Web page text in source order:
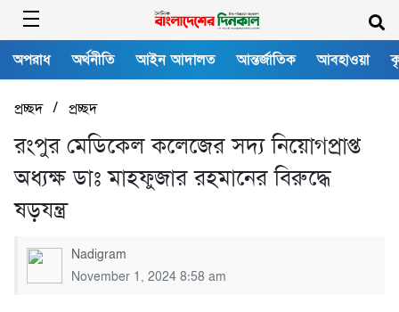
অপরাধ অর্থনীতি আইন আদালত আন্তর্জাতিক আবহাওয়া
প্রচ্ছদ/ প্রচ্ছদ
রংপুর মেডিকেল কলেজের সদ্য নিয়োগপ্রাপ্ত
অধ্যক্ষ ডাঃ মাহফুজার রহমানের বিরুদ্ধে
ষড়যন্ত্র
Nadigram
November 1, 2024 8:58 am